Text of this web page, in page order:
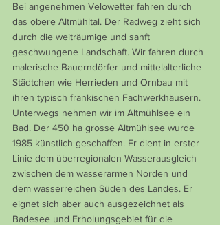
Bei angenehmen Velowetter fahren durch
das obere Altmühltal. Der Radweg zieht sich
durch die weiträumige und sanft
geschwungene Landschaft. Wir fahren durch
malerische Bauerndörfer und mittelalterliche
Städtchen wie Herrieden und Ornbau mit
ihren typisch fränkischen Fachwerkhäusern.
Unterwegs nehmen wir im Altmühlsee ein
Bad. Der 450 ha grosse Altmühlsee wurde
1985 künstlich geschaffen. Er dient in erster
Linie dem überregionalen Wasserausgleich
zwischen dem wasserarmen Norden und
dem wasserreichen Süden des Landes. Er
eignet sich aber auch ausgezeichnet als
Badesee und Erholungsgebiet für die